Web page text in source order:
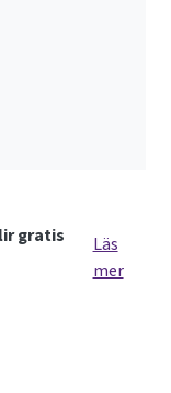
gratis
Läs
mer